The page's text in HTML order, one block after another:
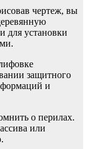
чертеж, вы
для установки
защитного
и
о перилах.
или